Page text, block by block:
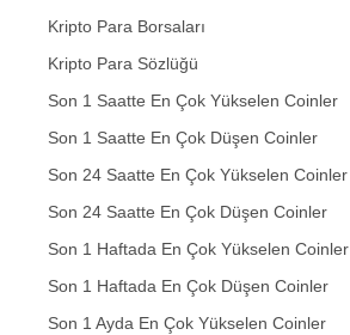
Kripto Para Borsaları
Kripto Para Sözlüğü
Son 1 Saatte En Çok Yükselen Coinler
Son 1 Saatte En Çok Düşen Coinler
Son 24 Saatte En Çok Yükselen Coinler
Son 24 Saatte En Çok Düşen Coinler
Son 1 Haftada En Çok Yükselen Coinler
Son 1 Haftada En Çok Düşen Coinler
Son 1 Ayda En Çok Yükselen Coinler